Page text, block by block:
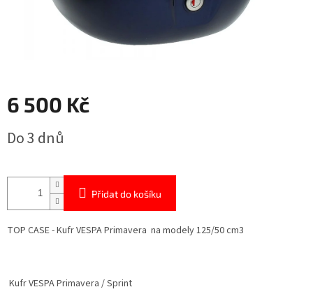
6 500 Kč
cena:
Do 3 dnů
Přidat do košíku
TOP CASE - Kufr VESPA Primavera na modely 125/50 cm3
Kufr VESPA Primavera / Sprint